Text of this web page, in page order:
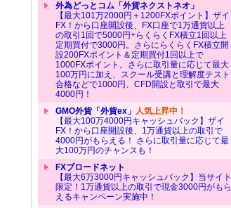
外為どっとコム「外貨ネクストネオ」
【最大101万2000円＋1200FXポイント】ザイ
FX！から口座開設後、FX口座で1万通貨以上
の取引1回で5000円+らくらくFX積立1回以上
定期買付で3000円。さらにらくらくFX積立開
設200FXポイント＆定期買付1回以上で
1000FXポイント。さらに取引量に応じて最大
100万円に加え、スクール受講と理解度テスト
合格などで1000円、CFD開設と取引で最大
4000円！
GMO外貨「外貨ex」 人気上昇中！
【最大100万4000円キャッシュバック】ザイ
FX！から口座開設後、1万通貨以上の取引で
4000円がもらえる！ さらに取引量に応じて最
大100万円のチャンスも！
FXブロードネット
【最大6万3000円キャッシュバック】当サイト
限定！1万通貨以上の取引で現金3000円がもら
えるキャンペーン実施中！